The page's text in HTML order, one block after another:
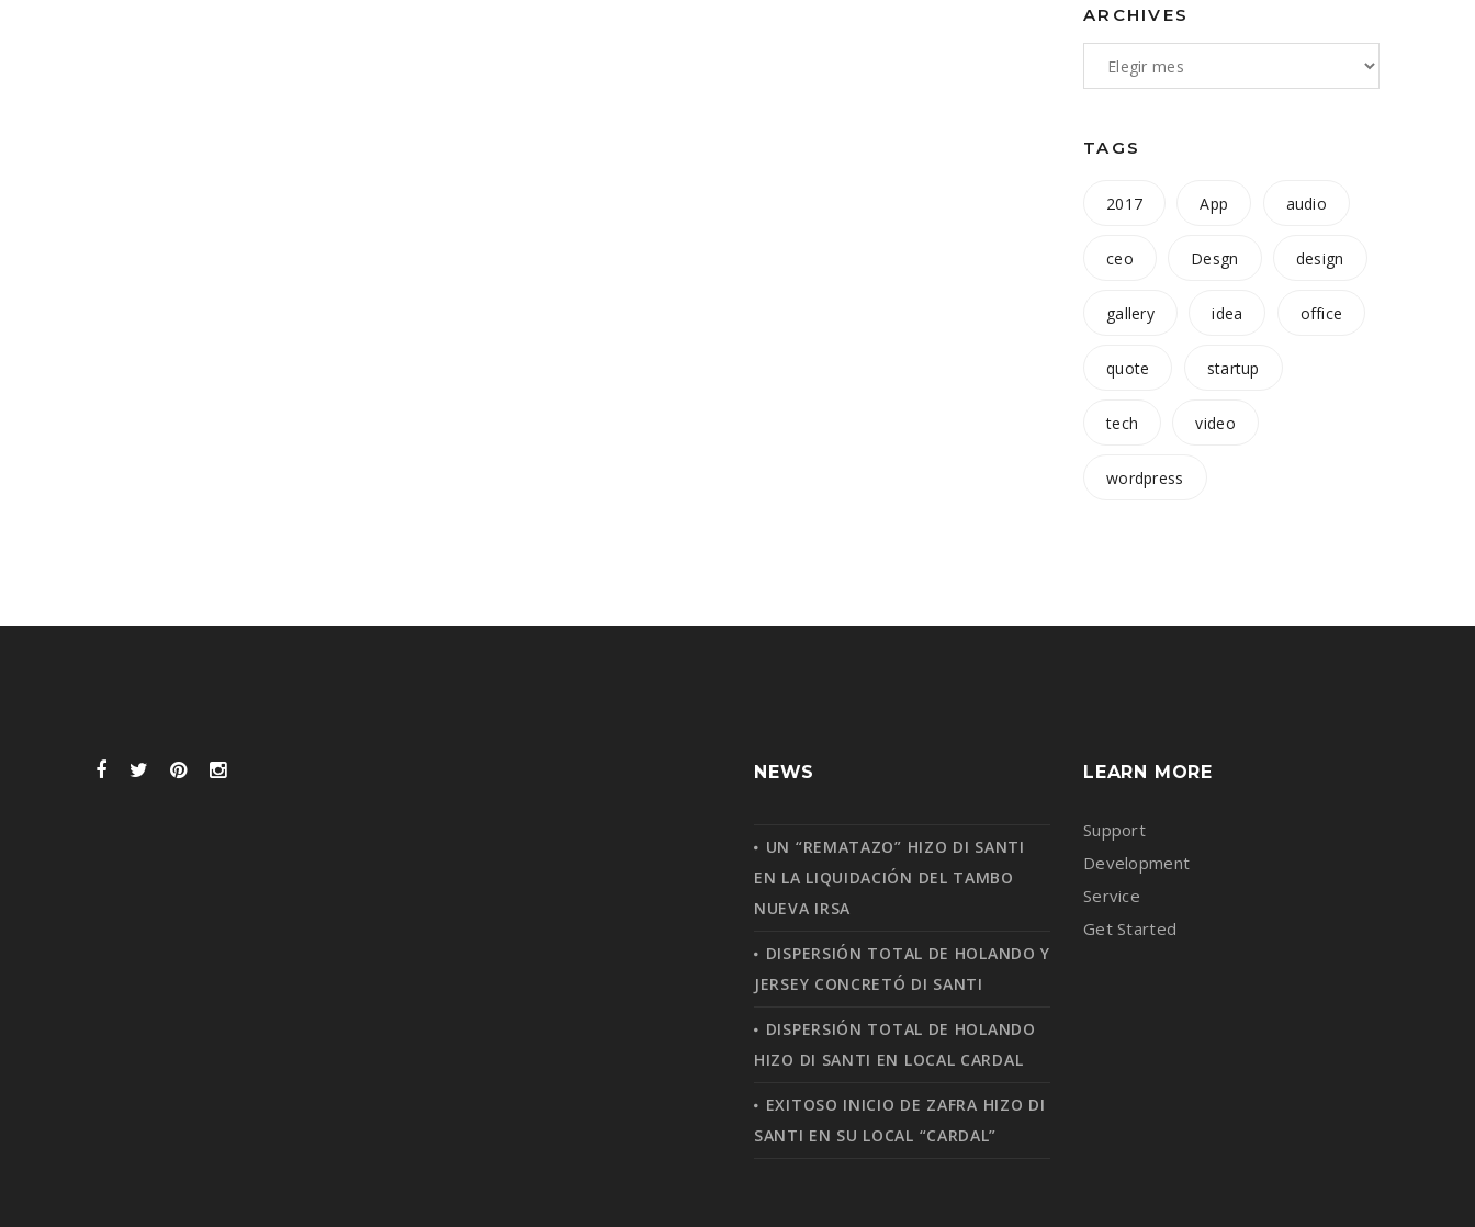
ARCHIVES
TAGS
2017 App audio
ceo Desgn design
gallery idea office
quote startup
tech video
wordpress
NEWS
UN “REMATAZO” HIZO DI SANTI
EN LA LIQUIDACIÓN DEL TAMBO
NUEVA IRSA
DISPERSIÓN TOTAL DE HOLANDO Y
JERSEY CONCRETÓ DI SANTI
DISPERSIÓN TOTAL DE HOLANDO
HIZO DI SANTI EN LOCAL CARDAL
EXITOSO INICIO DE ZAFRA HIZO DI
SANTI EN SU LOCAL “CARDAL”
LEARN MORE
Support
Development
Service
Get Started